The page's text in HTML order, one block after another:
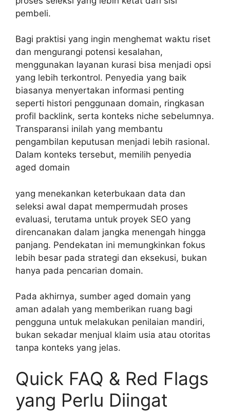
pembeli.
Bagi praktisi yang ingin menghemat waktu riset
dan mengurangi potensi kesalahan,
menggunakan layanan kurasi bisa menjadi opsi
yang lebih terkontrol. Penyedia yang baik
biasanya menyertakan informasi penting
seperti histori penggunaan domain, ringkasan
profil backlink, serta konteks niche sebelumnya.
Transparansi inilah yang membantu
pengambilan keputusan menjadi lebih rasional.
Dalam konteks tersebut, memilih penyedia
aged domain
yang menekankan keterbukaan data dan
seleksi awal dapat mempermudah proses
evaluasi, terutama untuk proyek SEO yang
direncanakan dalam jangka menengah hingga
panjang. Pendekatan ini memungkinkan fokus
lebih besar pada strategi dan eksekusi, bukan
hanya pada pencarian domain.
Pada akhirnya, sumber aged domain yang
aman adalah yang memberikan ruang bagi
pengguna untuk melakukan penilaian mandiri,
bukan sekadar menjual klaim usia atau otoritas
tanpa konteks yang jelas.
Quick FAQ & Red Flags
yang Perlu Diingat